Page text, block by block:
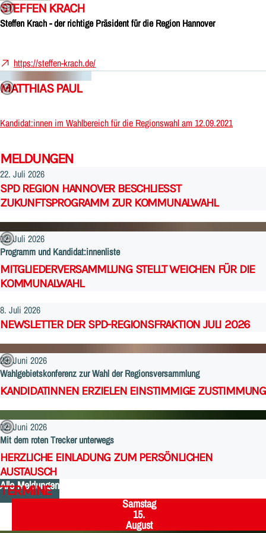
STEFFEN KRACH
Steffen Krach - der richtige Präsident für die Region Hannover
https://steffen-krach.de/
MATTHIAS PAUL
Kandidat:innen im Wahlbereich für die Regionswahl am 12.09.2021
MELDUNGEN
22. Juli 2026
SPD REGION HANNOVER BESCHLIESST Z
UKUNFTSPROGRAMM ZUR KOMMUNALWAHL
12. Juli 2026
Programm und Kandidat:innenliste:
MITGLIEDERVERSAMMLUNG STELLT WEICHEN FÜR DIE
KOMMUNALWAHL
8. Juli 2026
NEWSLETTER DER SPD-REGIONSFRAKTION JULI 2026
29. Juni 2026
Wahlgebietskonferenz zur Wahl der Regionsversammlung:
KANDIDATINNEN ERZIELEN EINSTIMMIGE ZUSTIMMUNG
12. Juni 2026
Mit dem roten Trecker unterwegs
HERZLICHE EINLADUNG ZUM PERSÖNLICHEN
AUSTAUSCH
Alle Meldungen
TERMINE
Samstag,
15.
August